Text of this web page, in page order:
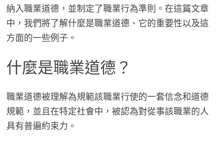
納入職業道德，並制定了職業行為準則。在這篇文章
中，我們將了解什麼是職業道德、它的重要性以及這
方面的一些例子。
什麼是職業道德？
職業道德被理解為規範該職業行使的一套信念和道德
規範，並且在特定社會中，被認為對從事該職業的人
具有普遍約束力。